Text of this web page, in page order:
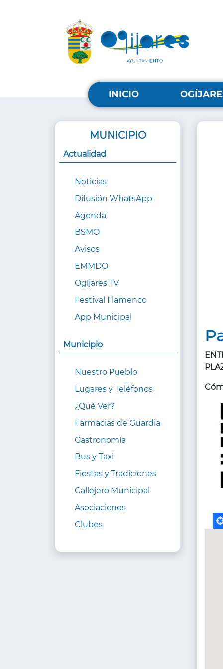
INICIO
MUNICIPIO
Actualidad
Noticias
Difusión WhatsApp
Agenda
BSMO
Avisos
EMMDO
Ogíjares TV
Festival Flamenco
App Municipal
Municipio
Nuestro Pueblo
Lugares y Teléfonos
¿Qué Ver?
Farmacias de Guardia
Gastronomía
Bus y Taxi
Fiestas y Tradiciones
Callejero Municipal
Asociaciones
Clubes